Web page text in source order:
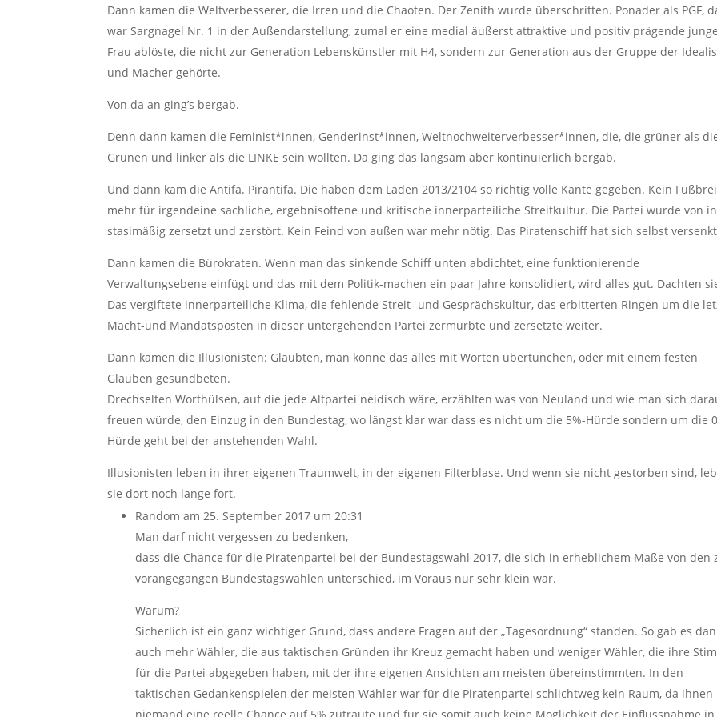
Dann kamen die Weltverbesserer, die Irren und die Chaoten. Der Zenith wurde überschritten. Ponader als PGF,
war Sargnagel Nr. 1 in der Außendarstellung, zumal er eine medial äußerst attraktive und positiv prägende junge
Frau ablöste, die nicht zur Generation Lebenskünstler mit H4, sondern zur Generation aus der Gruppe der
und Macher gehörte.
Von da an ging’s bergab.
Denn dann kamen die Feminist*innen, Genderinst*innen, Weltnochweiterverbesser*innen, die, die grüner als
Grünen und linker als die LINKE sein wollten. Da ging das langsam aber kontinuierlich bergab.
Und dann kam die Antifa. Pirantifa. Die haben dem Laden 2013/2104 so richtig volle Kante gegeben. Kein
mehr für irgendeine sachliche, ergebnisoffene und kritische innerparteiliche Streitkultur. Die Partei wurde von
stasimäßig zersetzt und zerstört. Kein Feind von außen war mehr nötig. Das Piratenschiff hat sich selbst
Dann kamen die Bürokraten. Wenn man das sinkende Schiff unten abdichtet, eine funktionierende
Verwaltungsebene einfügt und das mit dem Politik-machen ein paar Jahre konsolidiert, wird alles gut. Dachten
Das vergiftete innerparteiliche Klima, die fehlende Streit- und Gesprächskultur, das erbitterten Ringen um die
Macht-und Mandatsposten in dieser untergehenden Partei zermürbte und zersetzte weiter.
Dann kamen die Illusionisten: Glaubten, man könne das alles mit Worten übertünchen, oder mit einem festen
Glauben gesundbeten.
Drechselten Worthülsen, auf die jede Altpartei neidisch wäre, erzählten was von Neuland und wie man sich
freuen würde, den Einzug in den Bundestag, wo längst klar war dass es nicht um die 5%-Hürde sondern um die
Hürde geht bei der anstehenden Wahl.
Illusionisten leben in ihrer eigenen Traumwelt, in der eigenen Filterblase. Und wenn sie nicht gestorben sind,
sie dort noch lange fort.
Random am 25. September 2017 um 20:31
Man darf nicht vergessen zu bedenken,
dass die Chance für die Piratenpartei bei der Bundestagswahl 2017, die sich in erheblichem Maße von den
vorangegangen Bundestagswahlen unterschied, im Voraus nur sehr klein war.
Warum?
Sicherlich ist ein ganz wichtiger Grund, dass andere Fragen auf der „Tagesordnung“ standen. So gab es
auch mehr Wähler, die aus taktischen Gründen ihr Kreuz gemacht haben und weniger Wähler, die ihre
für die Partei abgegeben haben, mit der ihre eigenen Ansichten am meisten übereinstimmten. In den
taktischen Gedankenspielen der meisten Wähler war für die Piratenpartei schlichtweg kein Raum, da ihnen